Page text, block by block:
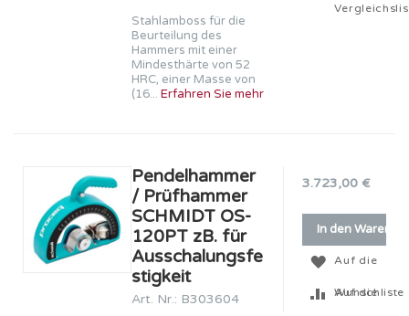
Stahlamboss für die
Beurteilung des
Hammers mit einer
Mindesthärte von 52
HRC, einer Masse von
(16... Erfahren Sie mehr
Pendelhammer
/ Prüfhammer
SCHMIDT OS-
120PT zB. für
Ausschalungsfe
stigkeit
Art. Nr.: B303604
3.723,00 €
In den
Auf die
Wunschliste
Auf die